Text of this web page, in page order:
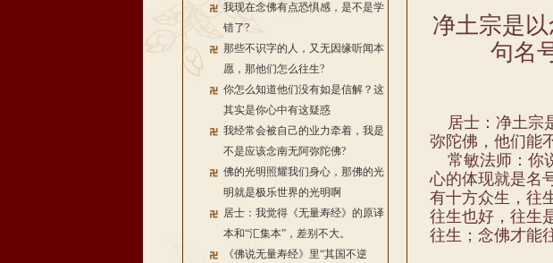
我现在念佛有点恐惧感，是不是学
错了?
那些不识字的人，又无因缘听闻本
愿，那他们怎么往生?
你怎么知道他们没有如是信解？这
其实是你心中有这疑惑
我经常会被自己的业力牵着，我是
不是应该念南无阿弥陀佛?
佛的光明照耀我们身心，那佛的光
明就是极乐世界的光明啊
居士：我觉得《无量寿经》的原译
本和“汇集本”，差别不大。
《佛说无量寿经》里“其国不逆
净土宗是
句名
居士：净土宗
弥陀佛，他们能
常敏法师：你
心的体现就是名
有十方众生，往
往生也好，往生
往生；念佛才能